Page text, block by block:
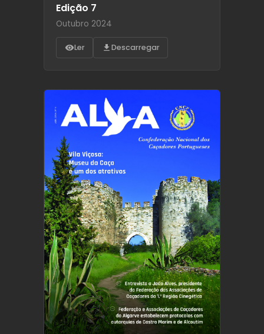
Edição 7
Outubro 2024
Ler Descarregar